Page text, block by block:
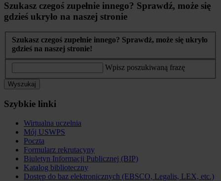
Szukasz czegoś zupełnie innego? Sprawdź, może się
gdzieś ukryło na naszej stronie
Szukasz czegoś zupełnie innego? Sprawdź, może się ukryło
gdzieś na naszej stronie!
Wpisz poszukiwaną frazę
Wyszukaj
Szybkie linki
Wirtualna uczelnia
Mój USWPS
Poczta
Formularz rekrutacyny
Biuletyn Informacji Publicznej (BIP)
Katalog biblioteczny
Dostęp do baz elektronicznych (EBSCO, Legalis, LEX, etc.)